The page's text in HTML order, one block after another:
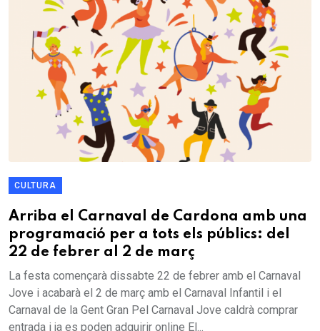
CULTURA
Arriba el Carnaval de Cardona amb una
programació per a tots els públics: del
22 de febrer al 2 de març
La festa començarà dissabte 22 de febrer amb el Carnaval
Jove i acabarà el 2 de març amb el Carnaval Infantil i el
Carnaval de la Gent Gran Pel Carnaval Jove caldrà comprar
entrada i ja es poden adquirir online El...